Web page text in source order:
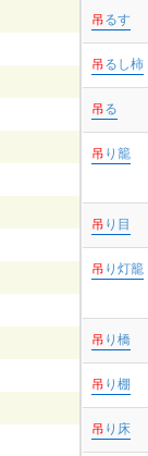
吊るす
吊るし柿
吊る
吊り籠
吊り目
吊り灯籠
吊り橋
吊り棚
吊り床